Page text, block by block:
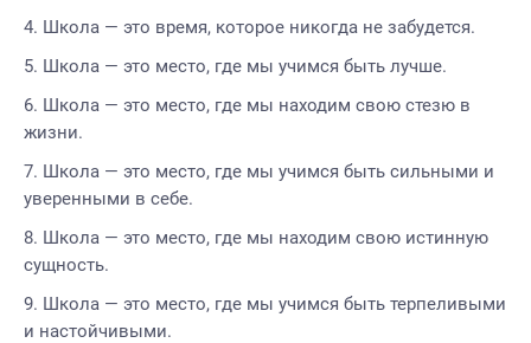
Школа — это время, которое никогда не забудется.
Школа — это место, где мы учимся быть лучше.
Школа — это место, где мы находим свою стезю в
жизни.
Школа — это место, где мы учимся быть сильными и
уверенными в себе.
Школа — это место, где мы находим свою истинную
сущность.
Школа — это место, где мы учимся быть терпеливыми
и настойчивыми.